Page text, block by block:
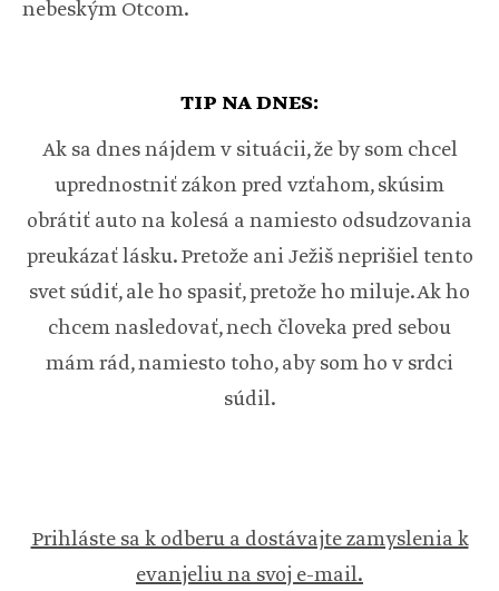
nebeským Otcom.
TIP NA DNES:
Ak sa dnes nájdem v situácii, že by som chcel
uprednostniť zákon pred vzťahom, skúsim
obrátiť auto na kolesá a namiesto odsudzovania
preukázať lásku. Pretože ani Ježiš neprišiel tento
svet súdiť, ale ho spasiť, pretože ho miluje. Ak ho
chcem nasledovať, nech človeka pred sebou
mám rád, namiesto toho, aby som ho v srdci
súdil.
Prihláste sa k odberu a dostávajte zamyslenia k
evanjeliu na svoj e-mail.